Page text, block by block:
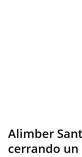
Alimber
cerrando